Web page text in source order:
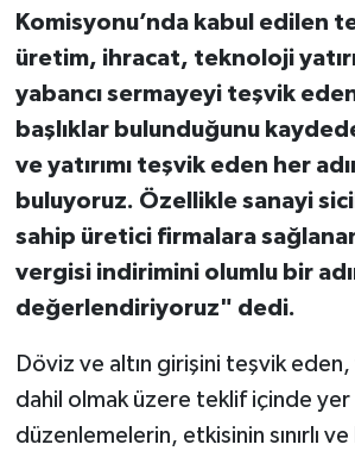
Komisyonu’nda kabul edilen
üretim, ihracat, teknoloji
yabancı sermayeyi teşvik
başlıklar bulunduğunu
ve yatırımı teşvik eden her
buluyoruz. Özellikle sanayi
sahip üretici firmalara
vergisi indirimini olumlu bir
değerlendiriyoruz" dedi.
Döviz ve altın girişini teşvik eden,
dahil olmak üzere teklif içinde yer
düzenlemelerin, etkisinin sınırlı ve